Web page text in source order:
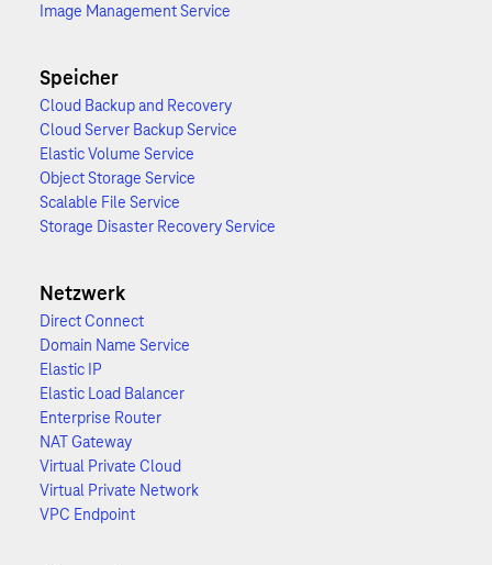
Image Management Service
Speicher
Cloud Backup and Recovery
Cloud Server Backup Service
Elastic Volume Service
Object Storage Service
Scalable File Service
Storage Disaster Recovery Service
Netzwerk
Direct Connect
Domain Name Service
Elastic IP
Elastic Load Balancer
Enterprise Router
NAT Gateway
Virtual Private Cloud
Virtual Private Network
VPC Endpoint